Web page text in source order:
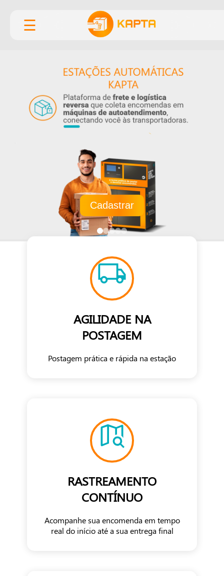
☰
Cadastrar
AGILIDADE NA
POSTAGEM
Postagem prática e rápida na estação
RASTREAMENTO
CONTÍNUO
Acompanhe sua encomenda em tempo
real do início até a sua entrega final